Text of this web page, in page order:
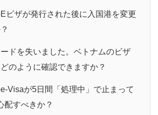
ビザが発行された後に入国港を変更
ドを失いました。ベトナムのビザ
のように確認できますか？
Visaが5日間「処理中」で止まって
配すべきか？